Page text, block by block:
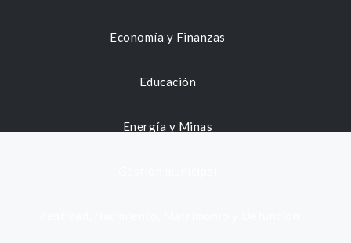
Economía y Finanzas
Educación
Energía y Minas